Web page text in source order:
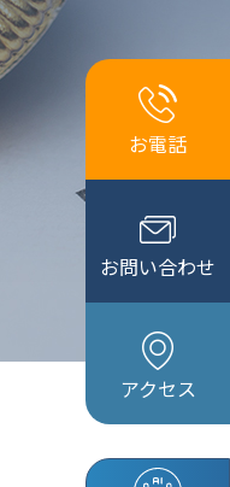
お電話
お問い合わせ
アクセス